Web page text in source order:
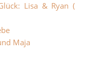
Lisa & Ryan (
Maja